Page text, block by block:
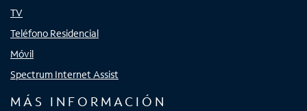
TV
Teléfono Residencial
Móvil
Spectrum Internet Assist
MÁS INFORMACIÓN